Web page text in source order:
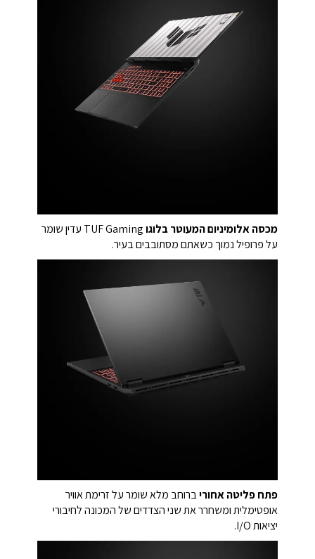
מכסה אלומיניום המעוטר בלוגו
TUF Gaming עדין שומר
על פרופיל נמוך כשאתם מסתובבים בעיר.
פתח פליטה אחוריברוחב מלא שומר על זרימת אוויר
אופטימלית ומשחרר את שני הצדדים של המכונה לחיבורי
יציאות I/O.